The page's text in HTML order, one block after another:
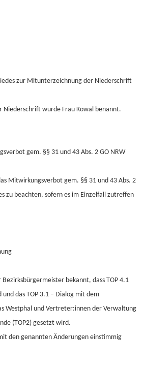
zur Mitunterzeichnung der Niederschrift
wurde Frau Kowal benannt.
gem. §§ 31 und 43 Abs. 2 GO NRW
Mitwirkungsverbot gem. §§ 31 und 43 Abs. 2
zu beachten, sofern es im Einzelfall zutreffen
Bezirksbürgermeister bekannt, dass TOP 4.1
das TOP 3.1 – Dialog mit dem
Westphal und Vertreter:innen der Verwaltung
(TOP2) gesetzt wird.
den genannten Änderungen einstimmig